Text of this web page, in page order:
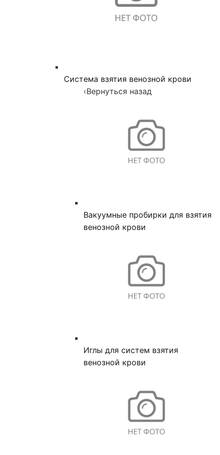
Система взятия венозной крови
‹Вернуться назад
Вакуумные пробирки для взятия
венозной крови
Иглы для систем взятия
венозной крови